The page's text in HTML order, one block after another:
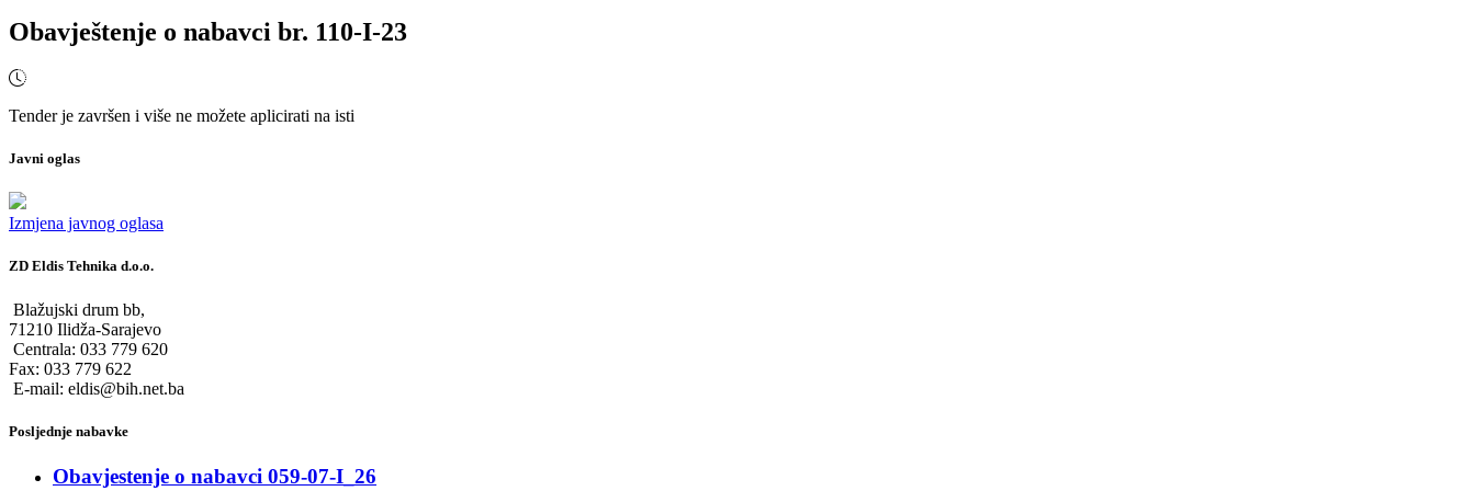
Obavještenje o nabavci br. 110-I-23
Tender je završen i više ne možete aplicirati na isti
Javni oglas
Izmjena javnog oglasa
ZD Eldis Tehnika d.o.o.
Blažujski drum bb,
71210 Ilidža-Sarajevo
Centrala: 033 779 620
Fax: 033 779 622
E-mail: eldis@bih.net.ba
Posljednje nabavke
Obavjestenje o nabavci 059-07-I_26